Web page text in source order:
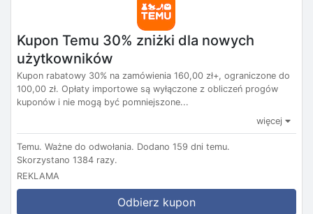
Kupon Temu 30% zniżki dla nowych
użytkowników
Kupon rabatowy 30% na zamówienia 160,00 zł+, ograniczone do
100,00 zł. Opłaty importowe są wyłączone z obliczeń progów
kuponów i nie mogą być pomniejszone...
więcej
Temu. Ważne do odwołania. Dodano 159 dni temu.
Skorzystano 1384 razy.
REKLAMA
Odbierz kupon